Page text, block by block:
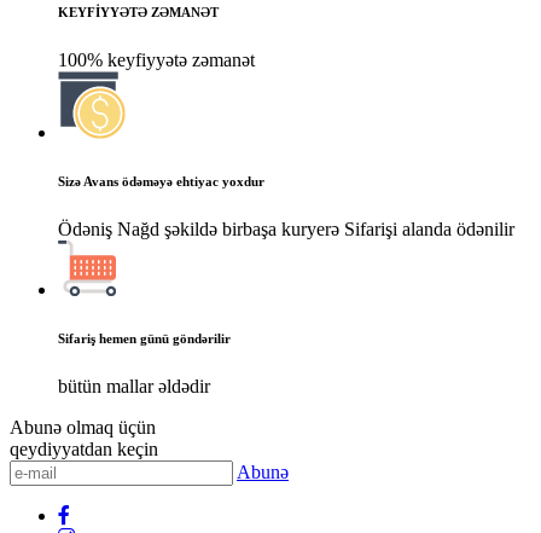
KEYFİYYƏTƏ ZƏMANƏT
100% keyfiyyətə zəmanət
Sizə Avans ödəməyə ehtiyac yoxdur
Ödəniş Nağd şəkildə birbaşa kuryerə Sifarişi alanda ödənilir
Sifariş hemen günü göndərilir
bütün mallar əldədir
Abunə olmaq üçün
qeydiyyatdan keçin
Abunə